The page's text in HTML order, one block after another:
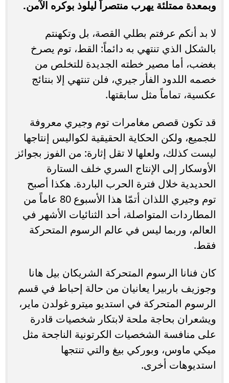
وبمعدة ممتلئة يهرب منتصراً ليلوذ بوكره الآمن.
لا بد أنكم عرفتم بطلي القصة، بل وتكهنتم
بالشكل الذي تنتهي به دائماً: القط، توم يصرخ
بغضب، أما مصير خطته الجديدة للتخلص من
خصمه اللدود الفأر جيري، فلن تنتهي إلا بنتائج
عكسية، تماماً مثل سابقتها.
قد تكون قصص مغامرات توم وجيري معروفة
للجميع، ولكن الحكاية الحقيقية لكواليس إنتاجها
ليست كذلك، ولعلها لا تقل إثارة: من الفوز بجوائز
الأوسكار إلى الإنتاج السري خلف الستارة
الحديدية خلال فترة الحرب الباردة. هكذا أصبح
توم وجيري اللذان أتمّا هذا الأسبوع 80 عاماً من
المطاردات المتواصلة، أحد الثنائيات الأشهر في
العالم، وربما ليس في عالم الرسوم المتحركة
فقط.
كان فنانا الرسوم المتحركة الشريكان بيل هانا
وجوزيف باربيرا يعانيان من حالة إحباط في قسم
الرسوم المتحركة في استديو ميترو غولدن ماير،
ويشعران بحاجة ملحة لابتكار شخصيات قادرة
على منافسة الشخصيات الكرتونية الناجحة مثل
ميكي ماوس، وبوركي بيغ والتي تنتجها
استديوهات أخرى.